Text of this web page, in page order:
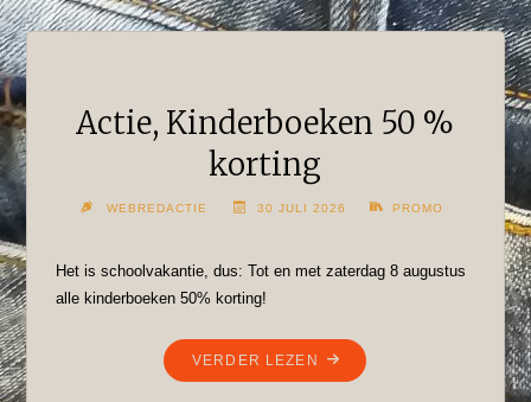
Actie, Kinderboeken 50 %
korting
WEBREDACTIE 30 JULI 2026 PROMO
Het is schoolvakantie, dus: Tot en met zaterdag 8 augustus
alle kinderboeken 50% korting!
VERDER LEZEN
"ACTIE,
KINDERBOEKEN